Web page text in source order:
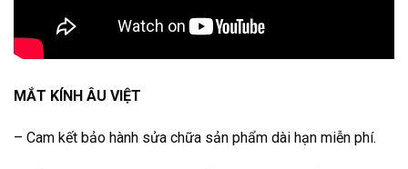
MẮT KÍNH ÂU VIỆT
– Cam kết bảo hành sửa chữa sản phẩm dài hạn miễn phí.